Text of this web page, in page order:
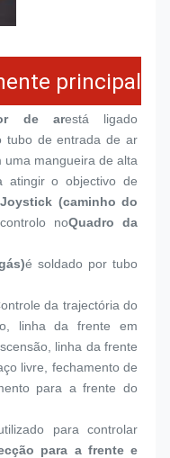
principal
de arestá ligado
tubo de entrada de ar
uma mangueira de alta
atingir o objectivo de
Joystick (caminho do
noQuadro da
é soldado por tubo
da trajectória do
linha da frente em
linha da frente
livre, fechamento de
para a frente do
para controlar
para a frente e